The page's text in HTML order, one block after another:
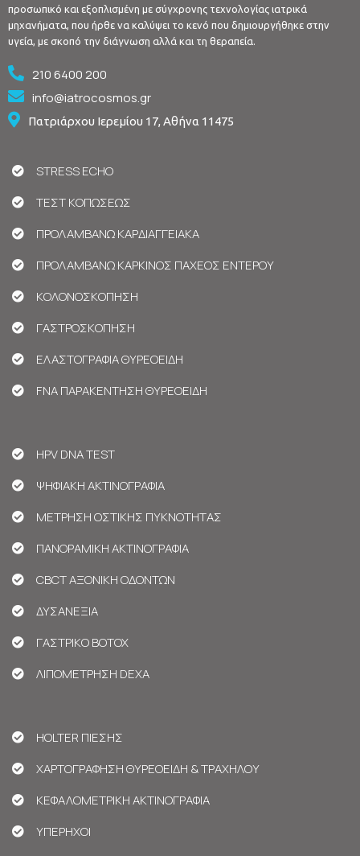
προσωπικό και εξοπλισμένη με σύγχρονης τεχνολογίας ιατρικά
μηχανήματα, που ήρθε να καλύψει το κενό που δημιουργήθηκε στην
υγεία, με σκοπό την διάγνωση αλλά και τη θεραπεία.
210 6400 200
info@iatrocosmos.gr
Πατριάρχου Ιερεμίου 17, Αθήνα 11475
STRESS ECHO
ΤΕΣΤ ΚΟΠΩΣΕΩΣ
ΠΡΟΛΑΜΒΑΝΩ ΚΑΡΔΙΑΓΓΕΙΑΚΑ
ΠΡΟΛΑΜΒΑΝΩ ΚΑΡΚΙΝΟΣ ΠΑΧΕΟΣ ΕΝΤΕΡΟΥ
ΚΟΛΟΝΟΣΚΟΠΗΣΗ
ΓΑΣΤΡΟΣΚΟΠΗΣΗ
ΕΛΑΣΤΟΓΡΑΦΙΑ ΘΥΡΕΟΕΙΔΗ
FNA ΠΑΡΑΚΕΝΤΗΣΗ ΘΥΡΕΟΕΙΔΗ
HPV DNA TEST
ΨΗΦΙΑΚΗ ΑΚΤΙΝΟΓΡΑΦΙΑ
ΜΕΤΡΗΣΗ ΟΣΤΙΚΗΣ ΠΥΚΝΟΤΗΤΑΣ
ΠΑΝΟΡΑΜΙΚΗ ΑΚΤΙΝΟΓΡΑΦΙΑ
CBCT ΑΞΟΝΙΚΗ ΟΔΟΝΤΩΝ
ΔΥΣΑΝΕΞΙΑ
ΓΑΣΤΡΙΚΟ BOTOX
ΛΙΠΟΜΕΤΡΗΣΗ DEXA
HOLTER ΠΙΕΣΗΣ
ΧΑΡΤΟΓΡΑΦΗΣΗ ΘΥΡΕΟΕΙΔΗ & ΤΡΑΧΗΛΟΥ
ΚΕΦΑΛΟΜΕΤΡΙΚΗ ΑΚΤΙΝΟΓΡΑΦΙΑ
ΥΠΕΡΗΧΟΙ